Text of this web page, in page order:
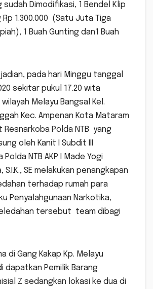
sudah Dimodifikasi, 1 Bendel Klip
Rp 1.300.000 (Satu Juta Tiga
1 Buah Gunting dan1 Buah
pada hari Minggu tanggal
sekitar pukul 17.20 wita
Melayu Bangsal Kel.
Kec. Ampenan Kota Mataram
Resnarkoba Polda NTB yang
oleh Kanit I Subdit III
NTB AKP I Made Yogi
S.I.K., SE melakukan penangkapan
terhadap rumah para
Penyalahgunaan Narkotika,
tersebut team dibagi
di Gang Kakap Kp. Melayu
dapatkan Pemilik Barang
Z sedangkan lokasi ke dua di